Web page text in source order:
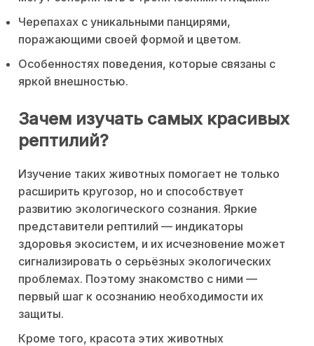
Черепахах с уникальными панцирями,
поражающими своей формой и цветом.
Особенностях поведения, которые связаны с
яркой внешностью.
Зачем изучать самых красивых
рептилий?
Изучение таких животных помогает не только
расширить кругозор, но и способствует
развитию экологического сознания. Яркие
представители рептилий — индикаторы
здоровья экосистем, и их исчезновение может
сигнализировать о серьёзных экологических
проблемах. Поэтому знакомство с ними —
первый шаг к осознанию необходимости их
защиты.
Кроме того, красота этих животных